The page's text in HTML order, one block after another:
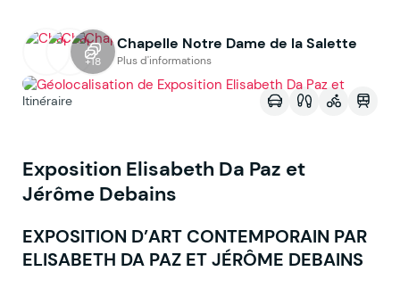
+18
Chapelle Notre Dame de la Salette
Plus d'informations
Voir sur la map
Itinéraire
Exposition Elisabeth Da Paz et
Jérôme Debains
EXPOSITION D’ART CONTEMPORAIN PAR
ELISABETH DA PAZ ET JÉRÔME DEBAINS